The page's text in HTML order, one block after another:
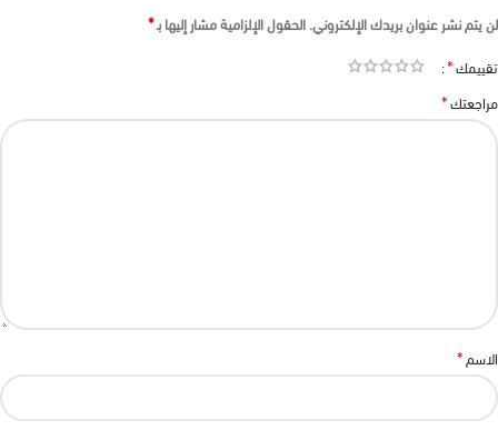
لن يتم نشر عنوان بريدك الإلكتروني.الحقول الإلزامية مشار إليها بـ*
تقييمك*
مراجعتك*
الاسم*